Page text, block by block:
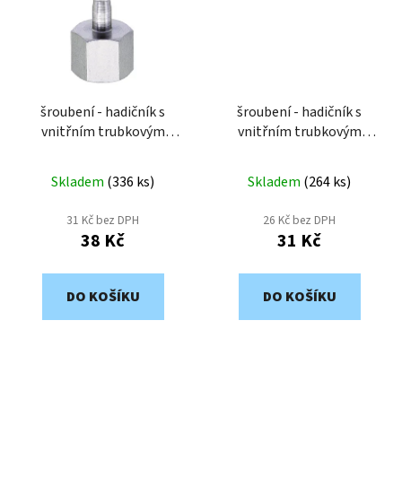
šroubení - hadičník s
vnitřním trubkovým
hadičku 9mm A018-149
Skladem (336 ks)
31 Kč bez DPH
38 Kč
DO KOŠÍKU
šroubení - hadičník s
vnitřním trubkovým
hadičku 6mm A018-146
Skladem (264 ks)
26 Kč bez DPH
31 Kč
DO KOŠÍKU